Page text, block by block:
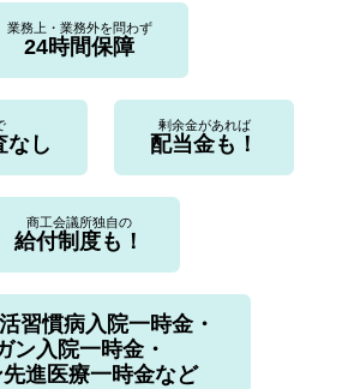
業務上・業務外を問わず
24時間保障
なし
剰余金があれば
配当金も！
商工会議所独自の
給付制度も！
習慣病入院一時金・
ン入院一時金・
先進医療一時金など